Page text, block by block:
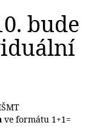
bude
ve formátu 1+1=